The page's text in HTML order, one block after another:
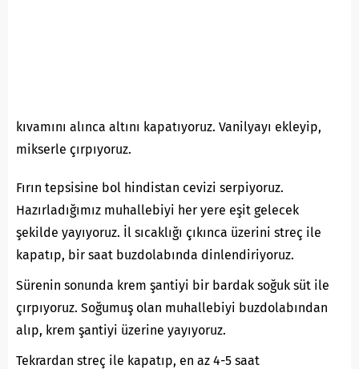
kıvamını alınca altını kapatıyoruz. Vanilyayı ekleyip,
mikserle çırpıyoruz.
Fırın tepsisine bol hindistan cevizi serpiyoruz.
Hazırladığımız muhallebiyi her yere eşit gelecek
şekilde yayıyoruz. İl sıcaklığı çıkınca üzerini streç ile
kapatıp, bir saat buzdolabında dinlendiriyoruz.
Sürenin sonunda krem şantiyi bir bardak soğuk süt ile
çırpıyoruz. Soğumuş olan muhallebiyi buzdolabından
alıp, krem şantiyi üzerine yayıyoruz.
Tekrardan streç ile kapatıp, en az 4-5 saat